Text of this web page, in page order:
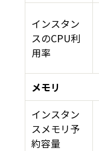
インスタン
スのCPU利
用率
メモリ
インスタン
スメモリ予
約容量